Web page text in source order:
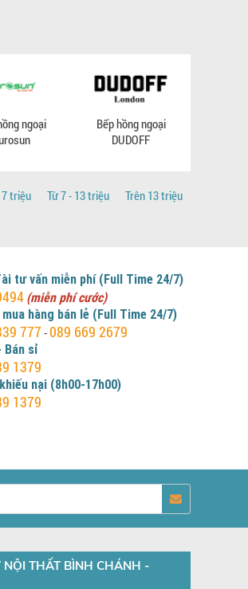
ngoại
Bếp hồng ngoại
DUDOFF
7 triệu Từ 7 - 13 triệu Trên 13 triệu
tư vấn miễn phí (Full Time 24/7)
(miễn phí cước)
mua hàng bán lẻ (Full Time 24/7)
777 -089 669 2679
Bán sỉ
1379
nại (8h00-17h00)
1379
NỘI THẤT BÌNH CHÁNH -